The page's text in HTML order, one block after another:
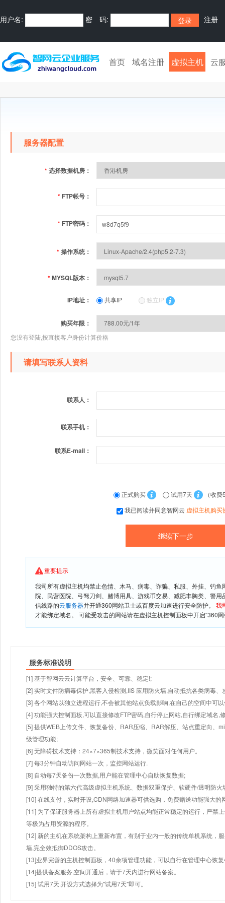
用户名: 密 码: 注册
首页 域名注册 虚拟主机 云
服务器配置
*选择数据机房：
* FTP帐号：
* FTP密码：
*操作系统：
*MYSQL版本：
IP地址： 共享IP 独立IP
购买年限：
您没有登陆,按直接客户身份计算价格
请填写联系人资料
联系人：
联系手机：
联系E-mail：
正式购买 试用7天
（收费
我已阅读并同意智网云 虚拟主机购买
重要提示
我司所有虚拟主机均禁止色情、木马、病毒、诈骗、私服、外挂、钓
院、民营医院、弓驽刀剑、赌博用具、游戏币交易、减肥丰胸类、警
信线路的云服务器并开通360网站卫士或百度云加速进行安全防护。 我
才能绑定域名。 可能受攻击的网站请在虚拟主机控制面板中开启“360
服务标准说明
[1] 基于智网云云计算平台，安全、可靠、稳定!;
[2] 实时文件防病毒保护,黑客入侵检测,IIS 应用防火墙,自动抵抗各类病毒、
[3] 各个网站以独立进程运行,不会被其他站点负载影响,在自己的空间中可
[4] 功能强大控制面板,可以直接修改FTP密码,自行停止网站,自行绑定域名,
[5] 提供WEB上传文件、恢复备份、RAR压缩、RAR解压、站点重定向、
级管理功能;
[6] 无障碍技术支持：24×7×365制技术支持，微笑面对任何用户。
[7] 每3分钟自动访问网站一次，监控网站运行.
[8] 自动每7天备份一次数据,用户能在管理中心自助恢复数据;
[9] 采用独特的第六代高级虚拟主机系统、数据双重保护、软硬件/透明防火
[10] 在线支付，实时开设,CDN网络加速器可供选购，免费赠送功能强大
[11] 为了保证服务器上所有虚拟主机用户站点均能正常稳定的运行，严禁
等极为占用资源的程序。
[12] 新的主机在系统架构上重新布置，有别于业内一般的传统单机系统，
墙,完全效抵御DDOS攻击。
[13]业界完善的主机控制面板，40余项管理功能，可以自行在管理中心恢
[14]提供备案服务,空间开通后，请于7天内进行网站备案。
[15] 试用7天.开设方式选择为"试用7天"即可。